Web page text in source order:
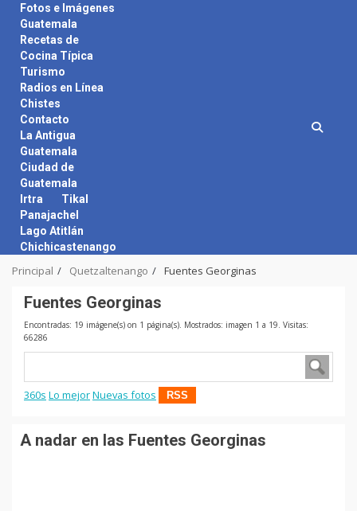
content
Fotos e Imágenes
Guatemala
Recetas de
Cocina Típica
Turismo
Radios en Línea
Chistes
Contacto
La Antigua
Guatemala
Ciudad de
Guatemala
Irtra
Tikal
Panajachel
Lago Atitlán
Chichicastenango
Principal Quetzaltenango Fuentes Georginas
Fuentes Georginas
Encontradas: 19 imágene(s) on 1 página(s). Mostrados: imagen 1 a 19. Visitas:
66286
360s Lo mejorNuevas fotos RSS
A nadar en las Fuentes Georginas